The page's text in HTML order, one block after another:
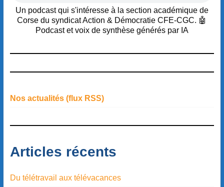
Un podcast qui s'intéresse à la section académique de
Corse du syndicat Action & Démocratie CFE-CGC. 🤖
Podcast et voix de synthèse générés par IA
Nos actualités (flux RSS)
Articles récents
Du télétravail aux télévacances